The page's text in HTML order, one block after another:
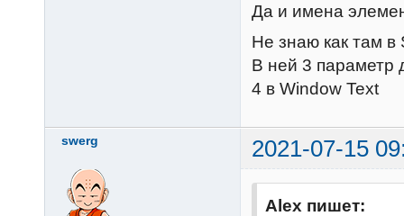
Да и имена
Не знаю как там в
В ней 3 параметр
4 в Window Text
swerg 2021-07-15
Alex пишет: